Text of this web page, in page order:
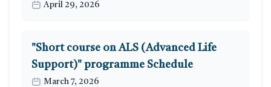
April 29, 2026
"Short course on ALS (Advanced Life
Support)" programme Schedule
March 7, 2026